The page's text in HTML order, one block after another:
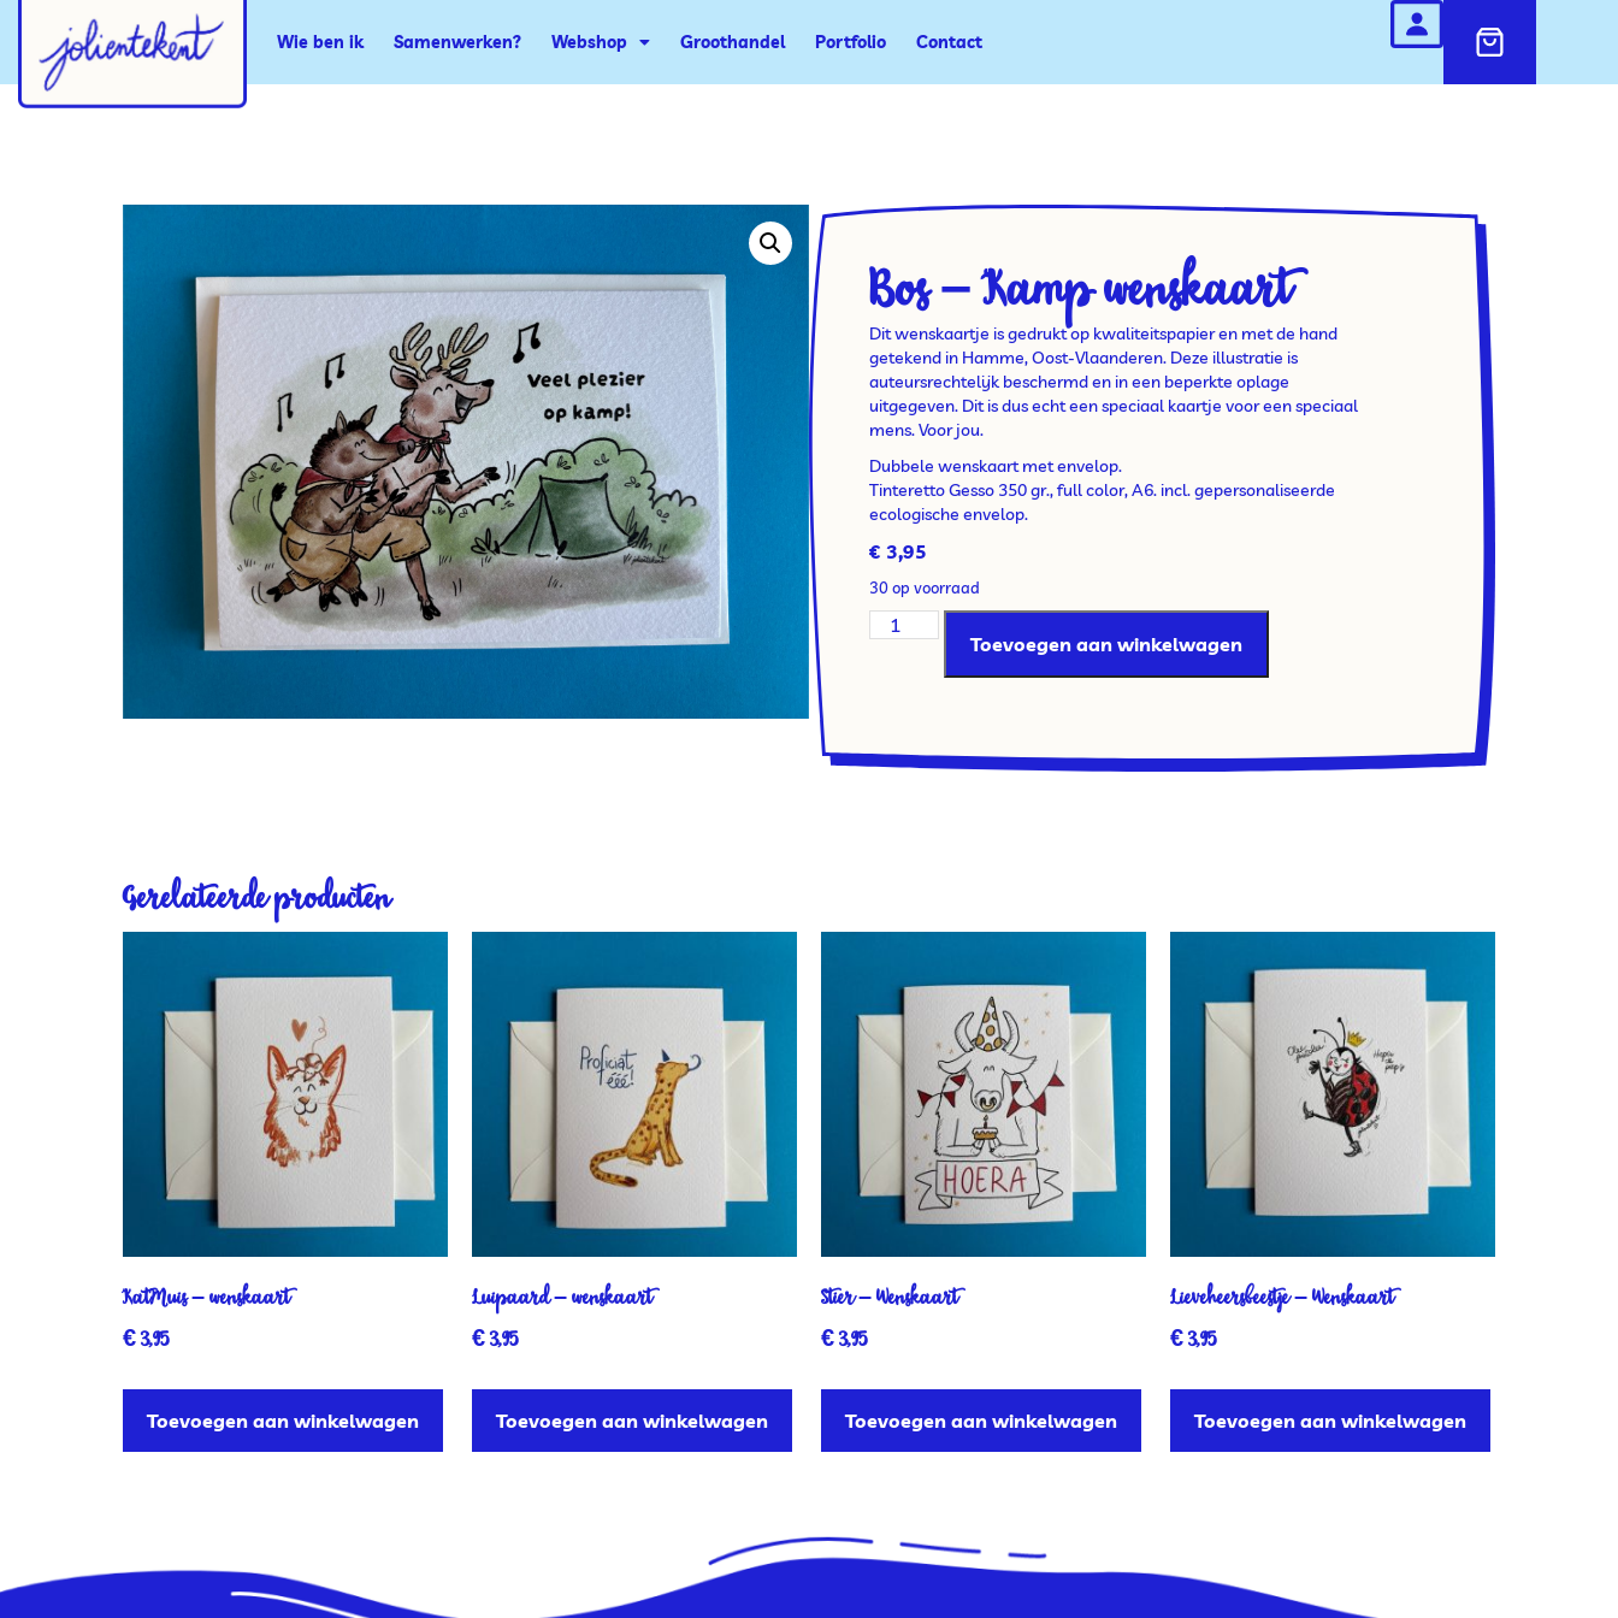
Wie ben ik Samenwerken? Webshop Groothandel Portfolio Contact
Bos – Kamp wenskaart
Dit wenskaartje is gedrukt op kwaliteitspapier en met de hand
getekend in Hamme, Oost-Vlaanderen. Deze illustratie is
auteursrechtelijk beschermd en in een beperkte oplage
uitgegeven. Dit is dus echt een speciaal kaartje voor een speciaal
mens. Voor jou.
Dubbele wenskaart met envelop.
Tinteretto Gesso 350 gr., full color, A6. incl. gepersonaliseerde
ecologische envelop.
€ 3,95
30 op voorraad
Toevoegen aan winkelwagen
Gerelateerde producten
KatMuis – wenskaart
€3,95
Toevoegen aan winkelwagen
Luipaard – wenskaart
€3,95
Toevoegen aan winkelwagen
Stier – Wenskaart
€3,95
Toevoegen aan winkelwagen
Lieveheersbeestje – Wenskaart
€3,95
Toevoegen aan winkelwagen